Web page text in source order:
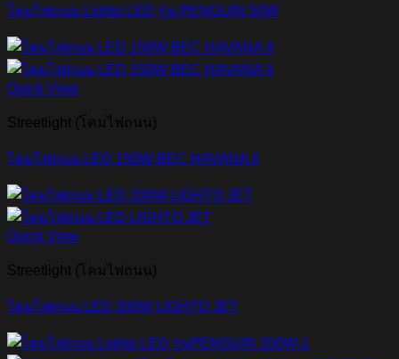
โคมไฟถนน Lighto LED รุ่น PENGUIN 50W
Quick View
Streetlight (โคมไฟถนน)
โคมไฟถนน LED 150W BEC HAVANA II
Quick View
Streetlight (โคมไฟถนน)
โคมไฟถนน LED 200W LIGHTO JET